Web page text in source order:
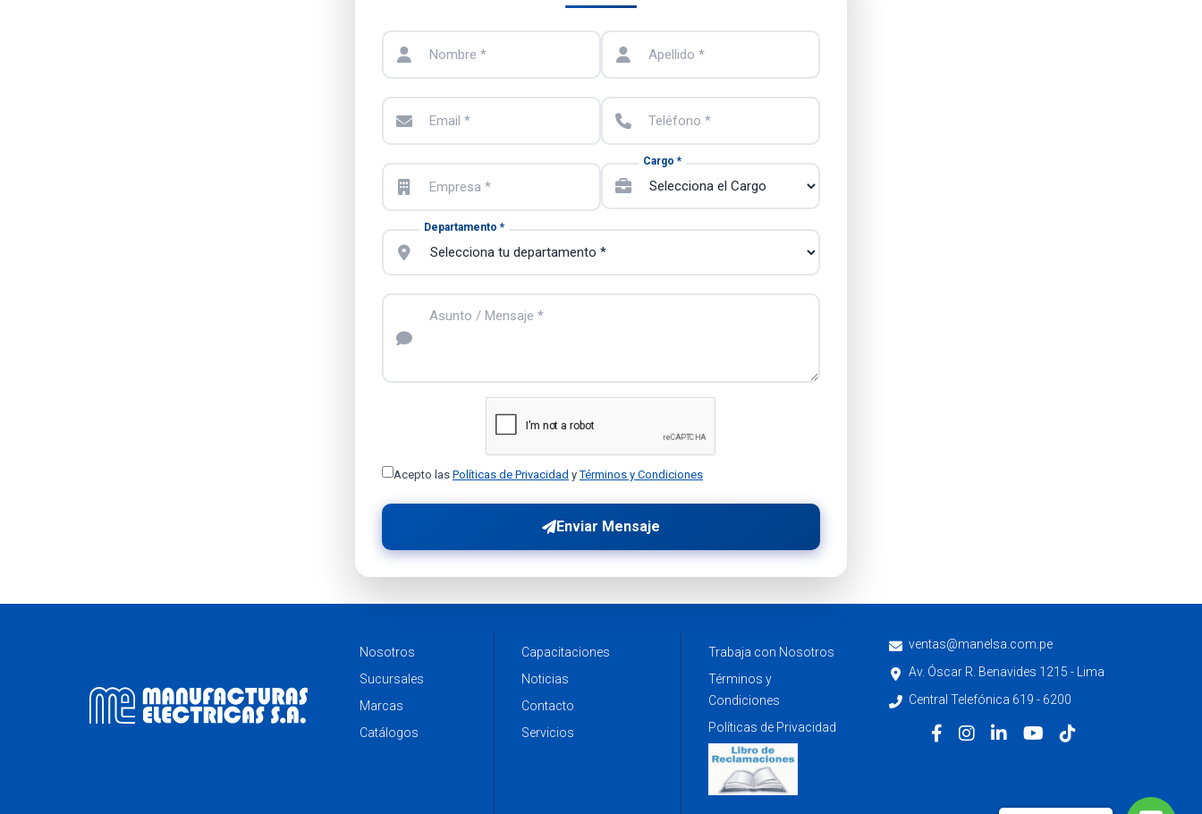
Nombre * Apellido *
Email * Teléfono *
Empresa *
Cargo *
Departamento *
Asunto / Mensaje *
Acepto las Políticas de Privacidad yTérminos y Condiciones
Enviar Mensaje
Nosotros
Sucursales
Marcas
Catálogos
Capacitaciones
Noticias
Contacto
Servicios
Trabaja con Nosotros
Términos y
Condiciones
Políticas de Privacidad
ventas@manelsa.com.pe
Av. Óscar R. Benavides 1215 - Lima
Central Telefónica 619 - 6200